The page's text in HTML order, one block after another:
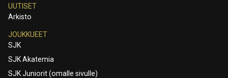
UUTISET
Arkisto
JOUKKUEET
SJK
SJK Akatemia
SJK Juniorit (omalle sivulle)